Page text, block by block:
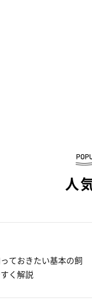
人
ておきたい基本の飼
く解説